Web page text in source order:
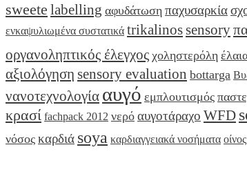
sweete labelling αφυδάτωση παχυσαρκία
ενκαψυλιωμένα συστατικά trikalinossensory
οργανοληπτικός έλεγχος χοληστερόλη
αξιολόγηση sensory evaluation bottarga
νανοτεχνολογία αυγό εμπλουτισμός
κρασί fachpack 2012 νερό αυγοτάραχο WFD
νόσος καρδιά soya καρδιαγγειακά νοσήματα οίνος